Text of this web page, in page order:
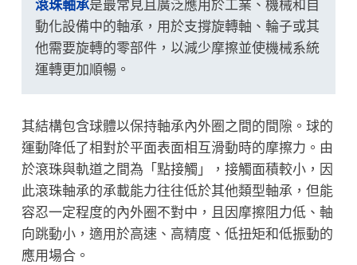
滾珠軸承是最常見且廣泛應用於工業、機械和自
動化設備中的軸承，用於支撐旋轉軸、輪子或其
他需要旋轉的零部件，以減少摩擦並使機械系統
運轉更加順暢。
其結構包含球體以保持軸承內外圈之間的間隙。球的
運動降低了相對於平面表面相互滑動時的摩擦力。由
於滾珠與軌道之間為「點接觸」，接觸面積較小，因
此滾珠軸承的承載能力往往低於其他類型軸承，但能
容忍一定程度的內外圈不對中，且因摩擦阻力低、軸
向跳動小，適用於高速、高精度、低扭矩和低振動的
應用場合。